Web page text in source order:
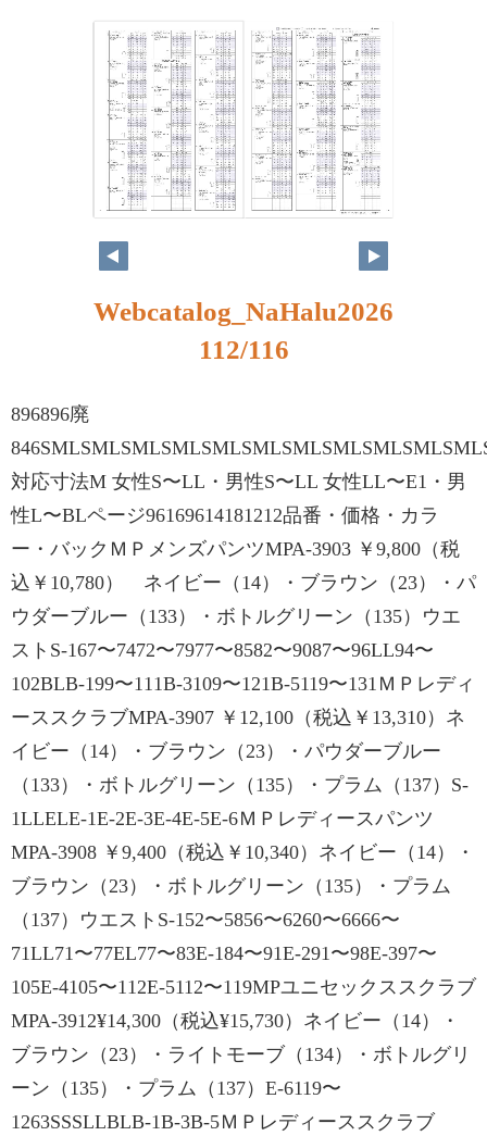
Webcatalog_NaHalu2026
112/116
896896廃
対応寸法M 女性S〜LL・男性S〜LL 女性LL〜E1・男
性L〜BLページ96169614181212品番・価格・カラ
ー・バックＭＰメンズパンツMPA-3903 ￥9,800（税
込￥10,780） ネイビー（14）・ブラウン（23）・パ
ウダーブルー（133）・ボトルグリーン（135）ウエ
ストS-167〜7472〜7977〜8582〜9087〜96LL94〜
102BLB-199〜111B-3109〜121B-5119〜131ＭＰレディ
ーススクラブMPA-3907 ￥12,100（税込￥13,310）ネ
イビー（14）・ブラウン（23）・パウダーブルー
（133）・ボトルグリーン（135）・プラム（137）S-
1LLELE-1E-2E-3E-4E-5E-6ＭＰレディースパンツ
MPA-3908 ￥9,400（税込￥10,340）ネイビー（14）・
ブラウン（23）・ボトルグリーン（135）・プラム
（137）ウエストS-152〜5856〜6260〜6666〜
71LL71〜77EL77〜83E-184〜91E-291〜98E-397〜
105E-4105〜112E-5112〜119MPユニセックススクラブ
MPA-3912¥14,300（税込¥15,730）ネイビー（14）・
ブラウン（23）・ライトモーブ（134）・ボトルグリ
ーン（135）・プラム（137）E-6119〜
1263SSSLLBLB-1B-3B-5ＭＰレディーススクラブ